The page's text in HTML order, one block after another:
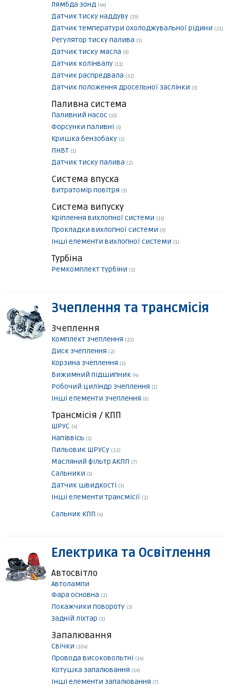
Лямбда зонд (44)
Датчик тиску наддуву (19)
Датчик температури охолоджувальної рідини (21)
Регулятор тиску палива (1)
Датчик тиску масла (9)
Датчик колінвалу (11)
Датчик распредвала (32)
Датчик положення дросельної заслінки (3)
Паливна система
Паливний насос (15)
Форсунки паливні (5)
Кришка бензобаку (1)
ПНВТ (1)
Датчик тиску палива (2)
Система впуска
Витратомір повітря (9)
Система випуску
Кріплення вихлопної системи (15)
Прокладки вихлопної системи (9)
Інші елементи вихлопної системи (1)
Турбіна
Ремкомплект турбіни (2)
Зчеплення та трансмісія
Зчеплення
Комплект зчеплення (21)
Диск зчеплення (2)
Корзина зчеплення (1)
Вижимний підшипник (4)
Робочий циліндр зчеплення (1)
Інші елементи зчеплення (6)
Трансмісія / КПП
ШРУС (4)
Напіввісь (1)
Пильовик ШРУСу (22)
Масляний фільтр АКПП (7)
Сальники (5)
Датчик швидкості (3)
Інші елементи трансмісії (2)
Сальник КПП (4)
Електрика та Освітлення
Автосвітло
Автолампи
Фара основна (2)
Покажчики повороту (3)
Задній ліхтар (1)
Запалювання
Свічки (104)
Провода високовольтні (14)
Котушка запалювання (14)
Інші елементи запалювання (7)